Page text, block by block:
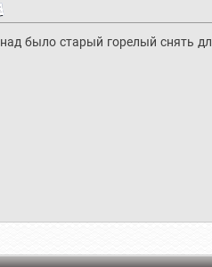
над было старый горелый снять